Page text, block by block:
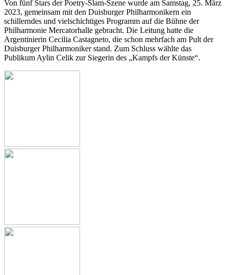
Von fünf Stars der Poetry-Slam-Szene wurde am Samstag, 25. März
2023, gemeinsam mit den Duisburger Philharmonikern ein
schillerndes und vielschichtiges Programm auf die Bühne der
Philharmonie Mercatorhalle gebracht. Die Leitung hatte die
Argentinierin Cecilia Castagneto, die schon mehrfach am Pult der
Duisburger Philharmoniker stand. Zum Schluss wählte das
Publikum Aylin Celik zur Siegerin des „Kampfs der Künste“.